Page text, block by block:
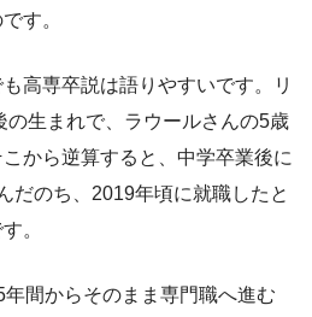
す。
高専卒説は語りやすいです。リ
の生まれで、ラウールさんの5歳
から逆算すると、中学卒業後に
だのち、2019年頃に就職したと
。
間からそのまま専門職へ進む